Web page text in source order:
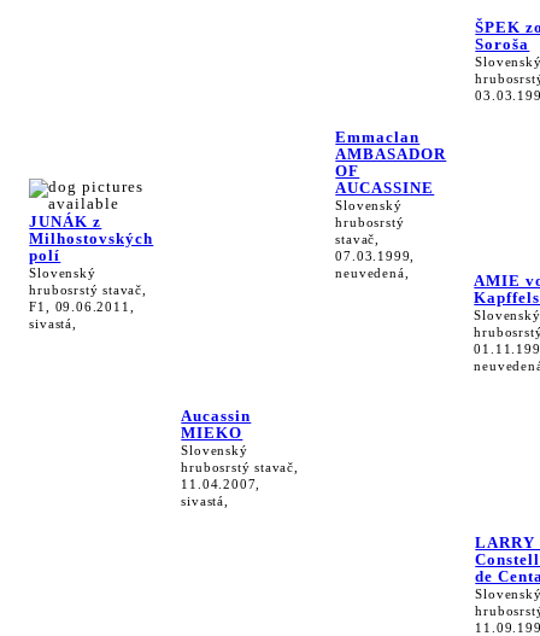
JUNÁK z
Milhostovských
polí
Slovenský
hrubosrstý stavač,
F1, 09.06.2011,
sivastá,
Aucassin
MIEKO
Slovenský
hrubosrstý stavač,
11.04.2007,
sivastá,
Emmaclan
AMBASADOR
OF
AUCASSINE
Slovenský
hrubosrstý
stavač,
07.03.1999,
neuvedená,
ŠPEK
Soroša
AMIE
Slovenský
LARRY
de